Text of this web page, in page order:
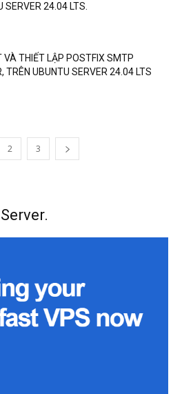
SERVER 24.04 LTS.
VÀ THIẾT LẬP POSTFIX SMTP
TRÊN UBUNTU SERVER 24.04 LTS
2 3